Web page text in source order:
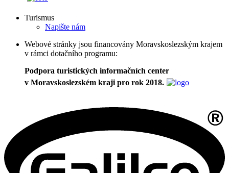
Turismus
Napište nám
Webové stránky jsou financovány Moravskoslezským krajem
v rámci dotačního programu:
Podpora turistických informačních center
v Moravskoslezském kraji pro rok 2018.